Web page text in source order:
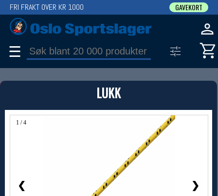
LUKK
1 / 4
❮ ❯
FRI FRAKT OVER KR 1000 GAVEKORT
☰
PRODUKT
Produkter (1)
Bruk filter til å spisse søket